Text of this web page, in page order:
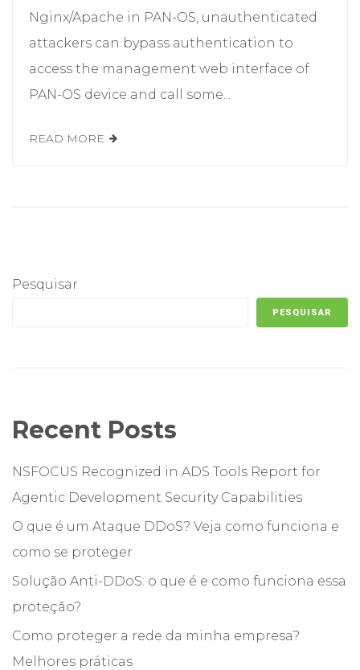
Nginx/Apache in PAN-OS, unauthenticated
attackers can bypass authentication to
access the management web interface of
PAN-OS device and call some...
READ MORE
Pesquisar
PESQUISAR
Recent Posts
NSFOCUS Recognized in ADS Tools Report for
Agentic Development Security Capabilities
O que é um Ataque DDoS? Veja como funciona e
como se proteger
Solução Anti-DDoS: o que é e como funciona essa
proteção?
Como proteger a rede da minha empresa?
Melhores práticas